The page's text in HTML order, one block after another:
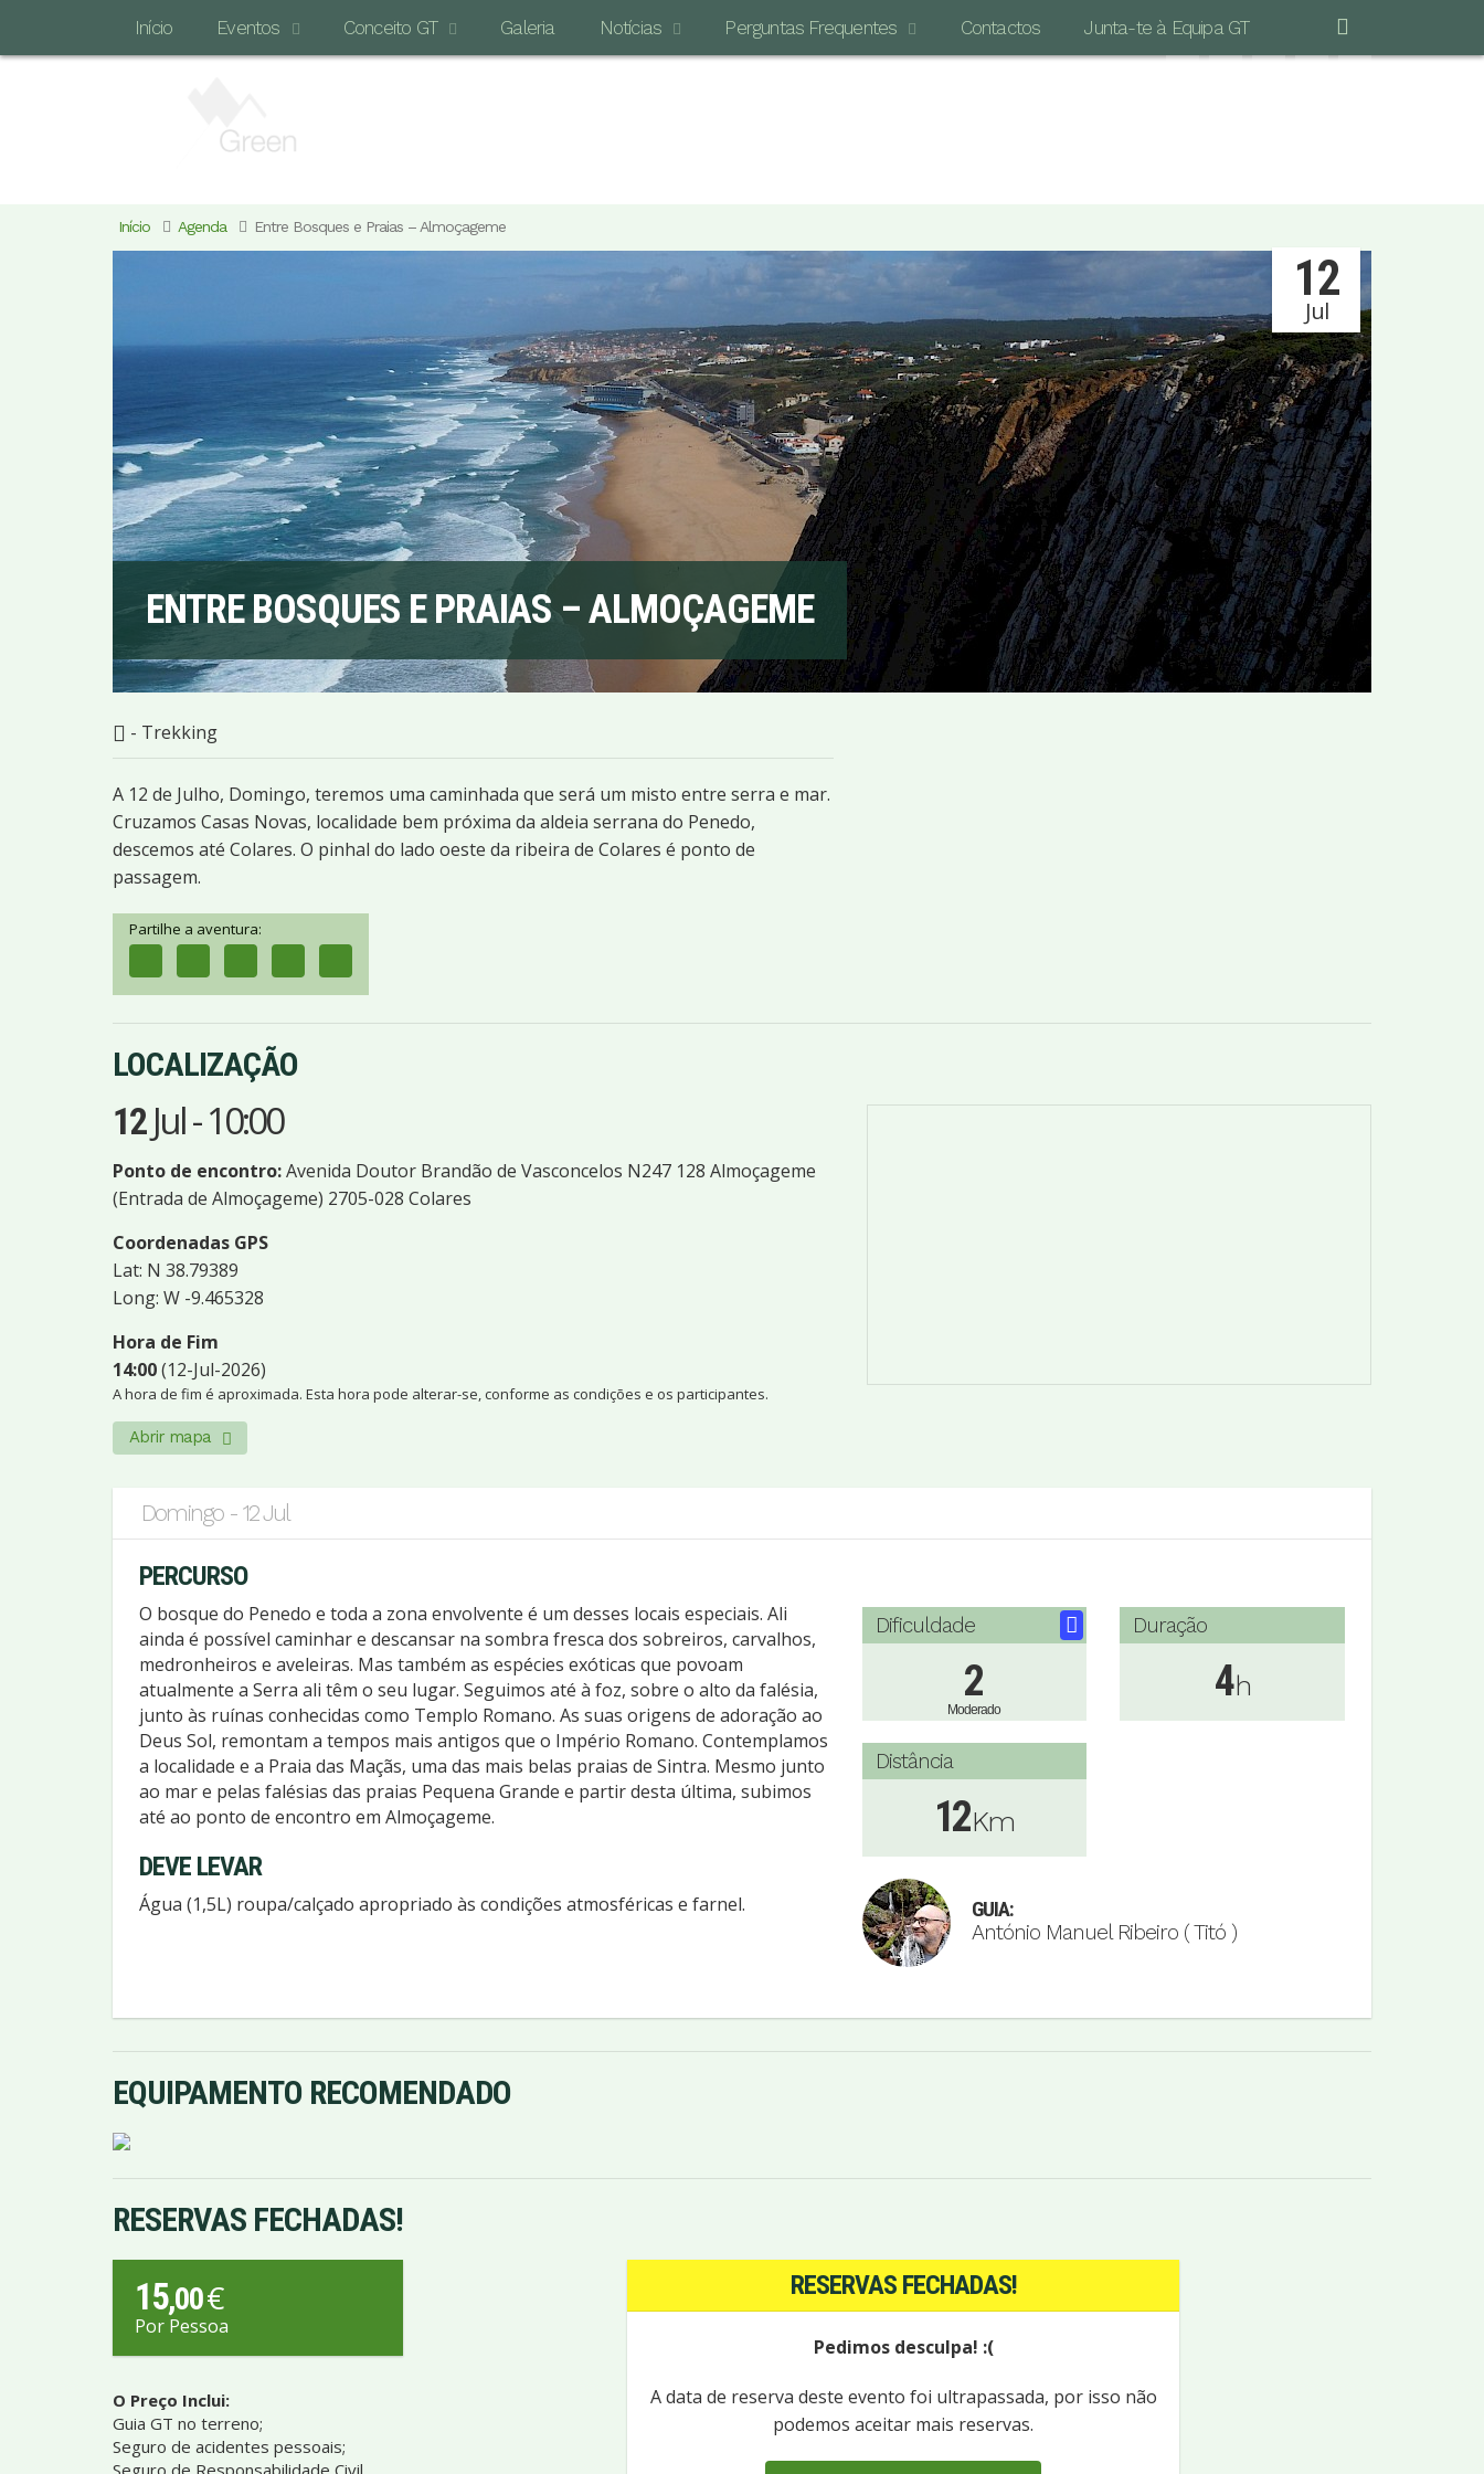
Início Eventos Conceito GT Galeria Notícias Perguntas Frequentes Contactos Junta-te à Equipa GT
Início Agenda Entre Bosques e Praias – Almoçageme
ENTRE BOSQUES E PRAIAS – ALMOÇAGEME
12
Jul
- Trekking
A 12 de Julho, Domingo, teremos uma caminhada que será um misto entre serra e mar.
Cruzamos Casas Novas, localidade bem próxima da aldeia serrana do Penedo,
descemos até Colares. O pinhal do lado oeste da ribeira de Colares é ponto de
passagem.
Partilhe a aventura:
LOCALIZAÇÃO
12 Jul-10:00
Ponto de encontro:Avenida Doutor Brandão de Vasconcelos N247 128 Almoçageme
(Entrada de Almoçageme) 2705-028 Colares
Coordenadas GPS
Lat: N 38.79389
Long: W -9.465328
Hora de Fim
14:00(12-Jul-2026)
A hora de fim é aproximada. Esta hora pode alterar-se, conforme as condições e os participantes.
Abrir mapa
Domingo - 12 Jul
PERCURSO
O bosque do Penedo e toda a zona envolvente é um desses locais especiais. Ali
ainda é possível caminhar e descansar na sombra fresca dos sobreiros, carvalhos,
medronheiros e aveleiras. Mas também as espécies exóticas que povoam
atualmente a Serra ali têm o seu lugar. Seguimos até à foz, sobre o alto da falésia,
junto às ruínas conhecidas como Templo Romano. As suas origens de adoração ao
Deus Sol, remontam a tempos mais antigos que o Império Romano. Contemplamos
a localidade e a Praia das Maçãs, uma das mais belas praias de Sintra. Mesmo junto
ao mar e pelas falésias das praias Pequena Grande e partir desta última, subimos
até ao ponto de encontro em Almoçageme.
DEVE LEVAR
Água (1,5L) roupa/calçado apropriado às condições atmosféricas e farnel.
Dificuldade
2
Moderado
Duração
4h
Distância
12Km
GUIA:
António Manuel Ribeiro ( Titó )
EQUIPAMENTO RECOMENDADO
RESERVAS FECHADAS!
15,00€
Por Pessoa
O Preço Inclui:
Guia GT no terreno;
Seguro de acidentes pessoais;
Seguro de Responsabilidade Civil
RESERVAS FECHADAS!
Pedimos desculpa! :(
A data de reserva deste evento foi ultrapassada, por isso não
podemos aceitar mais reservas.